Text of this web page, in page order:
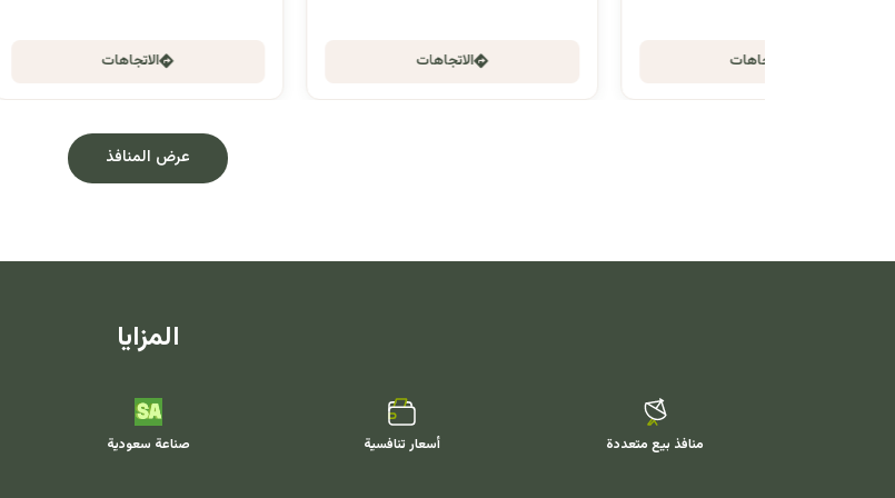
عرض المنافذ
المزايا
منافذ بيع متعددة أسعار تنافسية صناعة سعودية